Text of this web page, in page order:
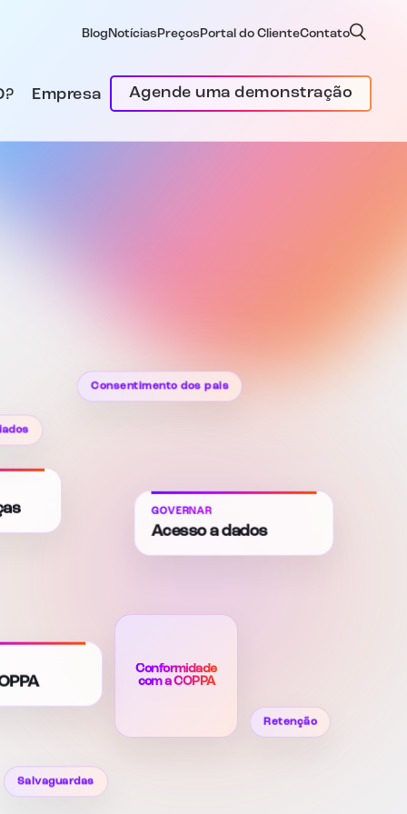
Blog Notícias Preços Portal do ClienteContato
Empresa Agende uma demonstração
Consentimento dos pais
Retenção
Salvaguardas
GOVERNAR
Acesso a dados
Conformidade
com a COPPA